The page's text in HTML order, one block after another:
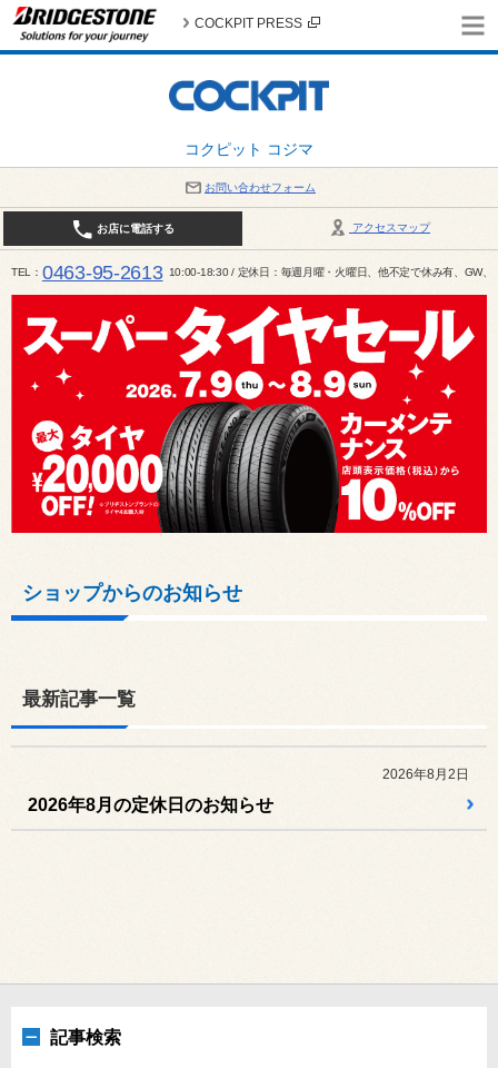
コクピット コジマ
COCKPIT PRESS
お問い合わせフォーム
アクセスマップ
お店に電話する
TEL 0463-95-2613 10:00-18:30 / 定休日：毎週月曜・火曜日、他不定で休み有、GW、
ショップからのお知らせ
最新記事一覧
2026年8月2日
2026年8月の定休日のお知らせ
記事検索